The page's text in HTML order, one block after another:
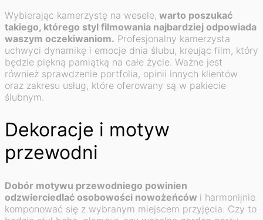
Wybierając kamerzystę na wesele, warto poszukać
takiego, którego styl filmowania najbardziej odpowiada
waszym oczekiwaniom. Profesjonalny kamerzysta
uchwyci dynamikę i emocje dnia ślubu, kreując film, który
będzie piękną pamiątką na całe życie. Ważne jest
również sprawdzenie portfolia, opinii innych klientów
oraz zakresu usług, które oferowany są w pakiecie
ślubnym.
Dekoracje i motyw
przewodni
Dobór motywu przewodniego powinien
odzwierciedlać osobowości nowożeńców i harmonijnie
komponować się z wybranym miejscem przyjęcia. Czy to